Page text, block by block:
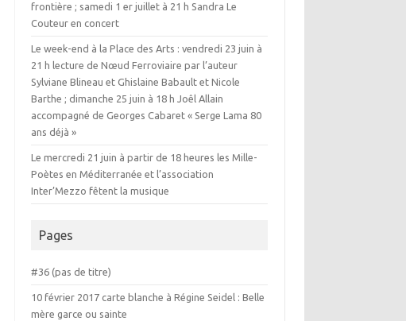
frontière ; samedi 1 er juillet à 21 h Sandra Le
Couteur en concert
Le week-end à la Place des Arts : vendredi 23 juin à
21 h lecture de Nœud Ferroviaire par l’auteur
Sylviane Blineau et Ghislaine Babault et Nicole
Barthe ; dimanche 25 juin à 18 h Joêl Allain
accompagné de Georges Cabaret « Serge Lama 80
ans déjà »
Le mercredi 21 juin à partir de 18 heures les Mille-
Poètes en Méditerranée et l’association
Inter’Mezzo fêtent la musique
Pages
#36 (pas de titre)
10 février 2017 carte blanche à Régine Seidel : Belle
mère garce ou sainte